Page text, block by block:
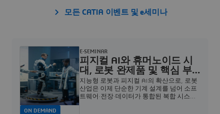
모든 CATIA 이벤트 및 e세미나
피지컬 AI와 휴머노이드 시
대, 로봇 완제품 및 핵심 부
품 R&D 혁신: AI 기반의 다
쏘시스템 버추얼 트윈 전략
웨비나 | Dassault Systèmes
지능형 로봇과 피지컬 AI의 확산으로, 로봇
산업은 이제 단순한 기계 설계를 넘어 소프
트웨어·전장·데이터가 통합된 복합 시스템
E-SEMINAR
ON DEMAND